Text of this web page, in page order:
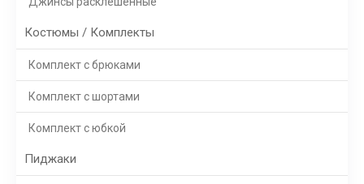
Костюмы / Комплекты
Комплект с брюками
Комплект с шортами
Комплект с юбкой
Пиджаки